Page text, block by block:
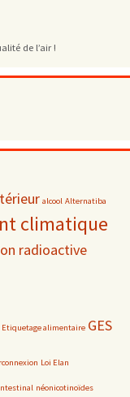
de l’air !
alcool Alternatiba
climatique
radioactive
Etiquetage alimentaire GES
Loi Elan
néonicotinoïdes